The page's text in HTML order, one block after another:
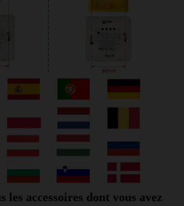
les accessoires dont vous avez